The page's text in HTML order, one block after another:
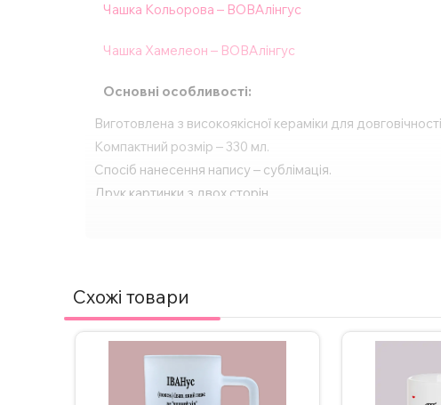
Чашка Кольорова – ВОВАлінгус
Чашка Хамелеон – ВОВАлінгус
Основні особливості:
Виготовлена з високоякісної кераміки для
Компактний розмір – 330 мл.
Спосіб нанесення напису – сублімація.
Друк картинки з двох сторін.
Для замовлення чашки з індивідуальним дизайном
ВАЖЛИВО!Щоб не пошкодити принт, не
Додаткові фото надсилаємо у Телеграм/Інстаграм.
Схожі товари